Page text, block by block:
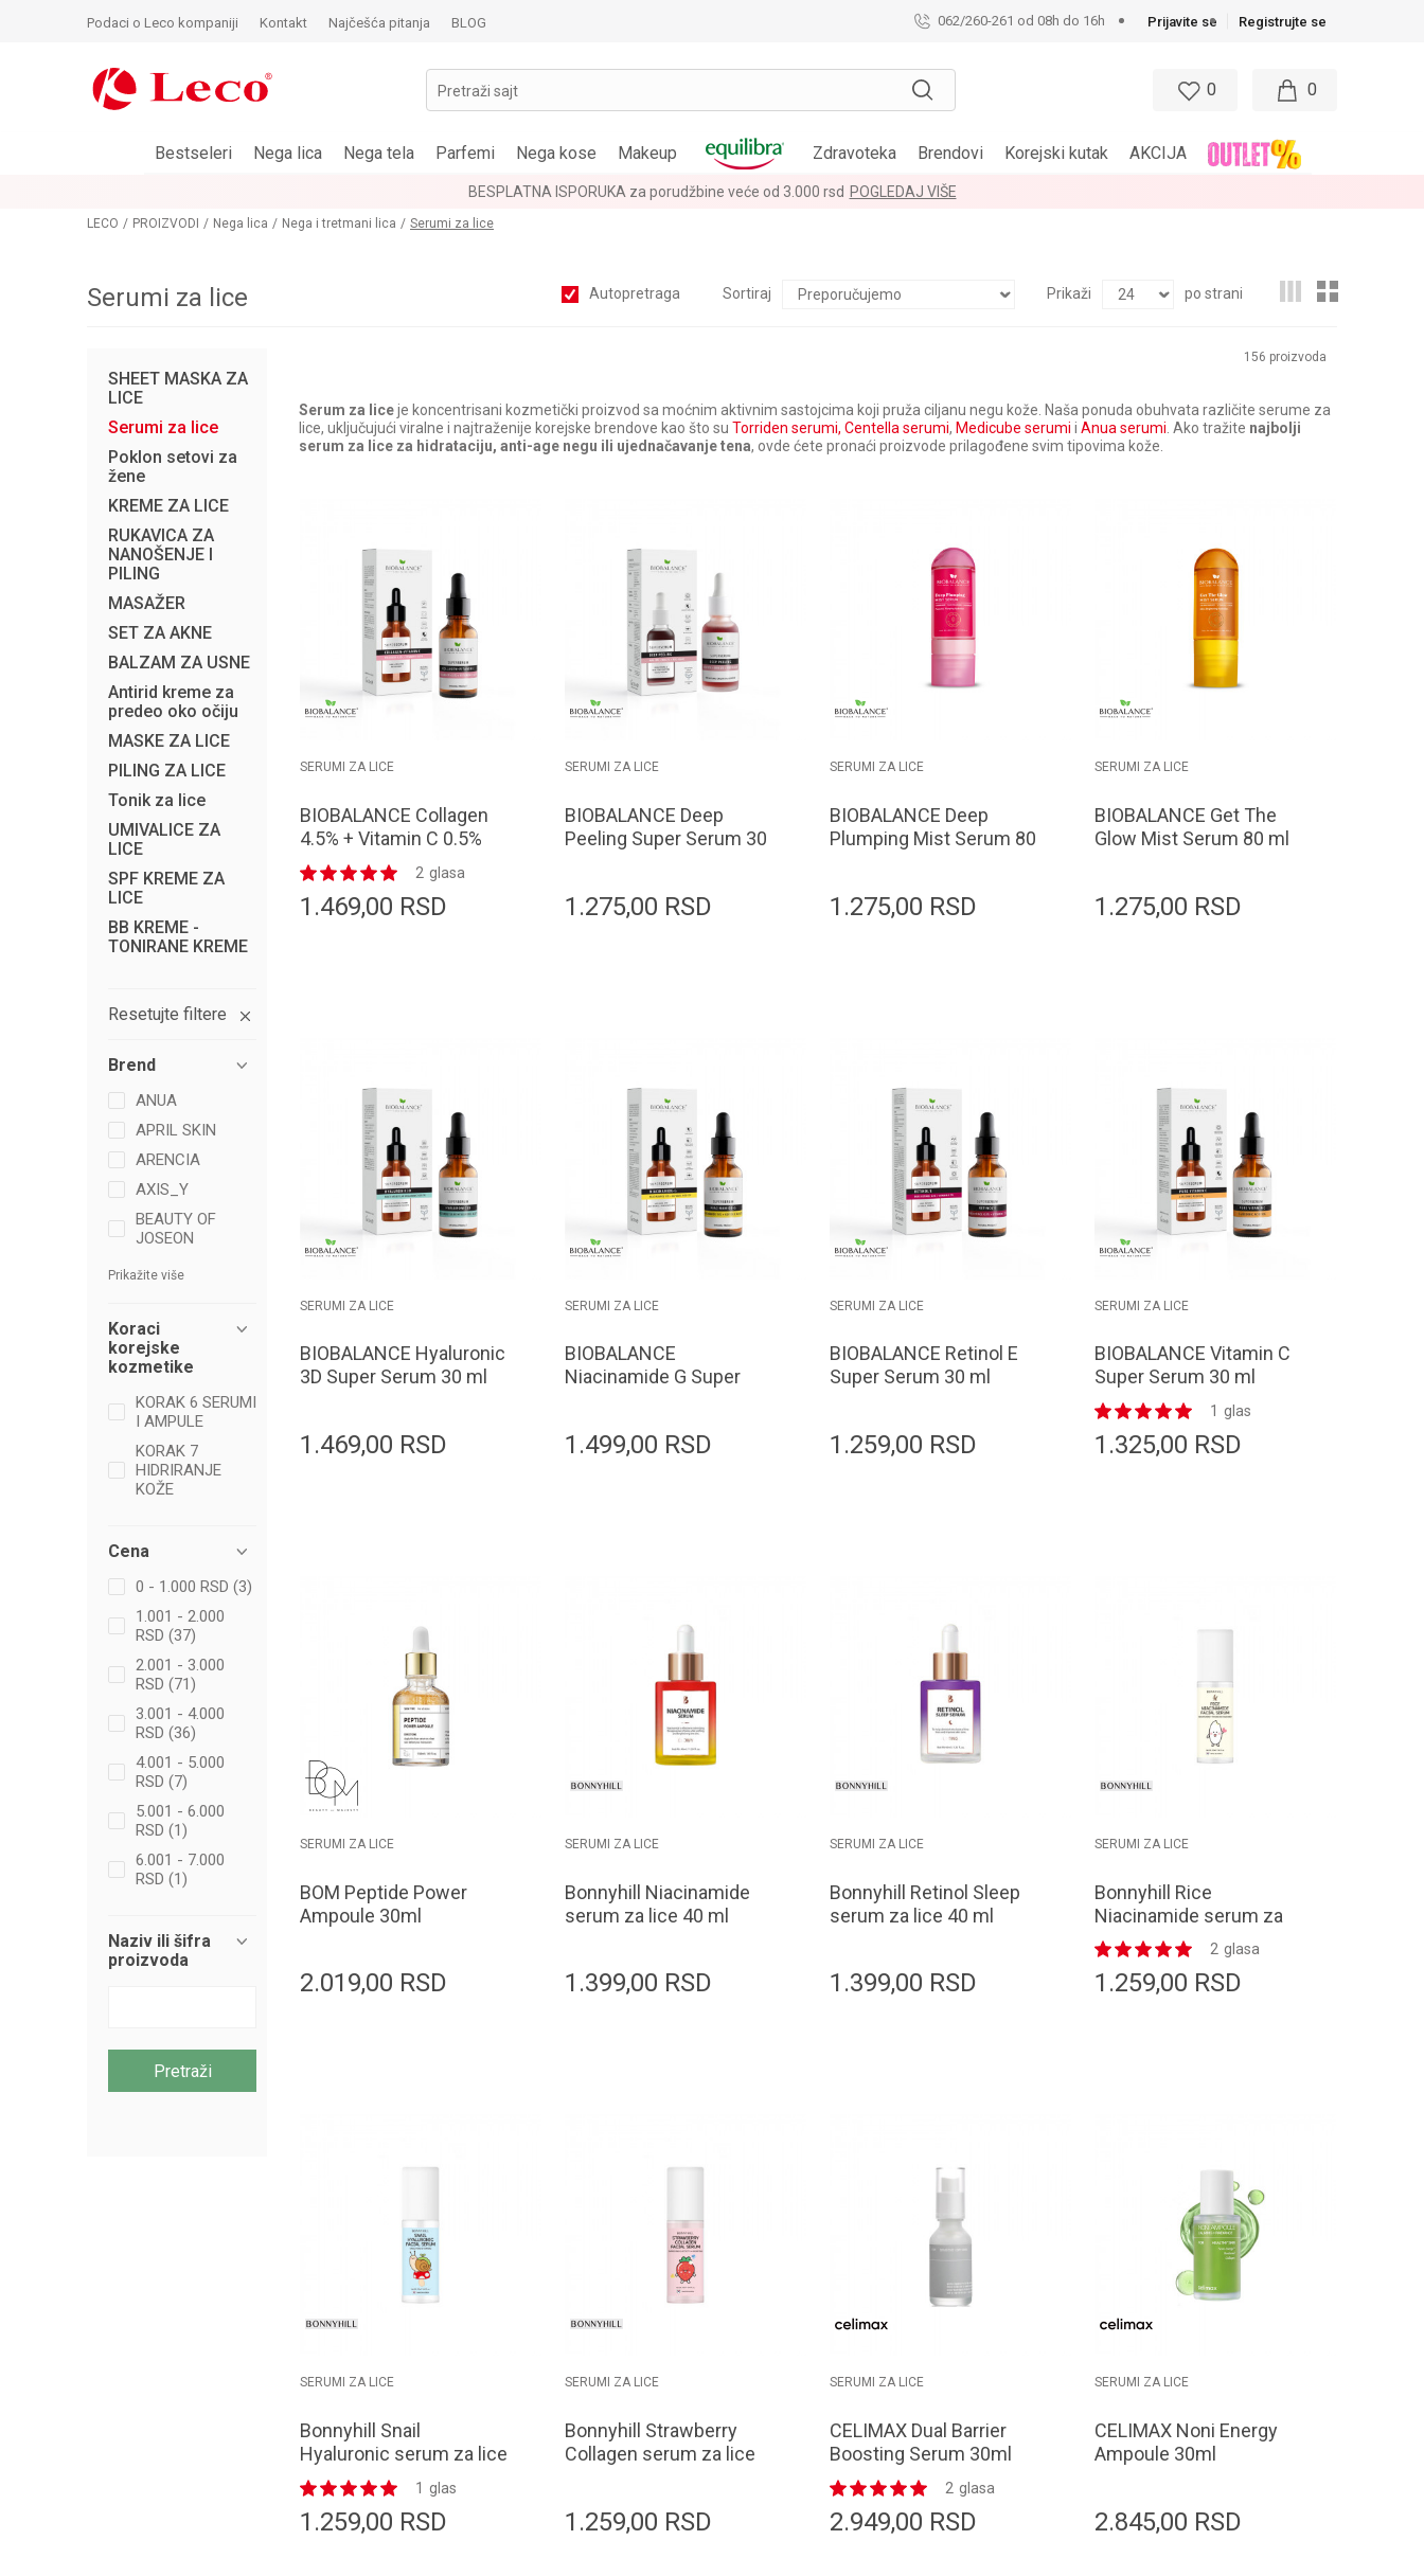
Podaci o Leco kompaniji Kontakt Najčešća pitanja BLOG Prijavite se Registrujte se
062/260-261 od 08h do 16h
Pretraži sajt 0
0
Bestseleri Nega lica Nega tela Parfemi Nega kose Makeup Zdravoteka Brendovi Korejski kutak AKCIJA
BESPLATNA ISPORUKA za porudžbine veće od 3.000 rsd POGLEDAJ VIŠE
LECO PROIZVODI Nega lica Nega i tretmani lica Serumi za lice
Serumi za lice Autopretraga Sortiraj Prikaži po strani
SHEET MASKA ZA
LICE
Serumi za lice
Poklon setovi za
žene
KREME ZA LICE
RUKAVICA ZA
NANOŠENJE I
PILING
MASAŽER
SET ZA AKNE
BALZAM ZA USNE
Antirid kreme za
predeo oko očiju
MASKE ZA LICE
PILING ZA LICE
Tonik za lice
UMIVALICE ZA
LICE
SPF KREME ZA
LICE
BB KREME -
TONIRANE KREME
Resetujte filtere
Brend
ANUA
APRIL SKIN
ARENCIA
AXIS_Y
BEAUTY OF
JOSEON
Prikažite više
Koraci
korejske
kozmetike
KORAK 6 SERUMI
I AMPULE
KORAK 7
HIDRIRANJE
KOŽE
Cena
0 - 1.000 RSD (3)
1.001 - 2.000
RSD (37)
2.001 - 3.000
RSD (71)
3.001 - 4.000
RSD (36)
4.001 - 5.000
RSD (7)
5.001 - 6.000
RSD (1)
6.001 - 7.000
RSD (1)
Naziv ili šifra
proizvoda
Pretraži
156 proizvoda
Serum za liceje koncentrisani kozmetički proizvod sa moćnim aktivnim sastojcima koji pruža ciljanu negu kože. Naša ponuda obuhvata različite serume za
lice, uključujući viralne i najtraženije korejske brendove kao što su Torriden serumi, Centella serumi, Medicube serumi i Anua serumi. Ako tražite najbolji
serum za lice za hidrataciju, anti-age negu ili ujednačavanje tena, ovde ćete pronaći proizvode prilagođene svim tipovima kože.
SERUMI ZA LICE
BIOBALANCE Collagen
4.5% + Vitamin C 0.5%
Super Serum 30 ml
glasa
2
1.469,00 RSD
SERUMI ZA LICE
BIOBALANCE Deep
Peeling Super Serum 30
1.275,00 RSD
SERUMI ZA LICE
BIOBALANCE Deep
Plumping Mist Serum 80
1.275,00 RSD
SERUMI ZA LICE
BIOBALANCE Get The
Glow Mist Serum 80 ml
1.275,00 RSD
SERUMI ZA LICE
BIOBALANCE Hyaluronic
3D Super Serum 30 ml
1.469,00 RSD
SERUMI ZA LICE
BIOBALANCE
Niacinamide G Super
1.499,00 RSD
SERUMI ZA LICE
BIOBALANCE Retinol E
Super Serum 30 ml
1.259,00 RSD
SERUMI ZA LICE
BIOBALANCE Vitamin C
Super Serum 30 ml
glas
1
1.325,00 RSD
SERUMI ZA LICE
BOM Peptide Power
Ampoule 30ml
2.019,00 RSD
SERUMI ZA LICE
Bonnyhill Niacinamide
serum za lice 40 ml
1.399,00 RSD
SERUMI ZA LICE
Bonnyhill Retinol Sleep
serum za lice 40 ml
1.399,00 RSD
SERUMI ZA LICE
Bonnyhill Rice
Niacinamide serum za
lice 50ml
glasa
2
1.259,00 RSD
SERUMI ZA LICE
Bonnyhill Snail
Hyaluronic serum za lice
50 ml
glas
1
1.259,00 RSD
SERUMI ZA LICE
Bonnyhill Strawberry
Collagen serum za lice
1.259,00 RSD
SERUMI ZA LICE
CELIMAX Dual Barrier
Boosting Serum 30ml
glasa
2
2.949,00 RSD
SERUMI ZA LICE
CELIMAX Noni Energy
Ampoule 30ml
2.845,00 RSD